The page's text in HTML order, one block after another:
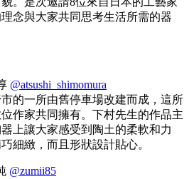
念與大家共同思考生活所需的器
@atsushi_shimomura
的一所由舊停車場改建而成，這所
作家共同擁有。下村先生的作品主
上讓大家感受到陶土的柔軟和力
細緻，而且形狀設計貼心。
@zumii85